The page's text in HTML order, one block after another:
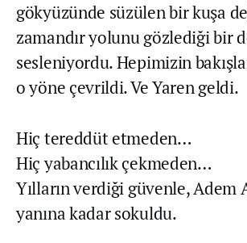
gökyüzünde süzülen bir kuşa
zamandır yolunu gözlediği bir
sesleniyordu. Hepimizin
o yöne çevrildi. Ve Yaren geldi.
Hiç tereddüt etmeden…
Hiç yabancılık çekmeden…
Yılların verdiği güvenle, Adem
yanına kadar sokuldu.